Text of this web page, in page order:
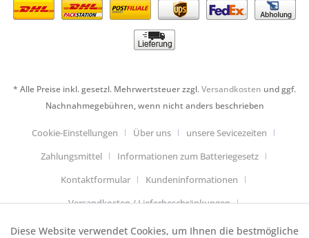
* Alle Preise inkl. gesetzl. Mehrwertsteuer zzgl.Versandkosten und ggf.
Nachnahmegebühren, wenn nicht anders beschrieben
Cookie-Einstellungen Über uns
unsere Sevicezeiten
Zahlungsmittel
Informationen zum Batteriegesetz
Kontaktformular
Kundeninformationen
Versandkosten / Lieferbeschränkungen
Widerrufsbelehrung & Muster-Widerrufsformular
Funktionale Aktiv
Diese Website verwendet Cookies, um Ihnen die bestmögliche